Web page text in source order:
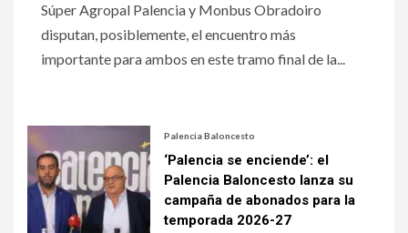
Súper Agropal Palencia y Monbus Obradoiro
disputan, posiblemente, el encuentro más
importante para ambos en este tramo final de la...
Palencia Baloncesto
‘Palencia se enciende’: el
Palencia Baloncesto lanza su
campaña de abonados para la
temporada 2026-27